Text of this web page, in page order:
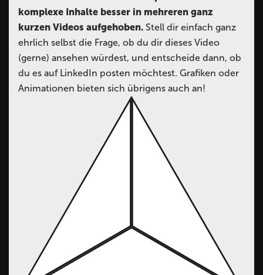
komplexe Inhalte besser in mehreren ganz
kurzen Videos aufgehoben. Stell dir einfach ganz
ehrlich selbst die Frage, ob du dir dieses Video
(gerne) ansehen würdest, und entscheide dann, ob
du es auf LinkedIn posten möchtest. Grafiken oder
Animationen bieten sich übrigens auch an!